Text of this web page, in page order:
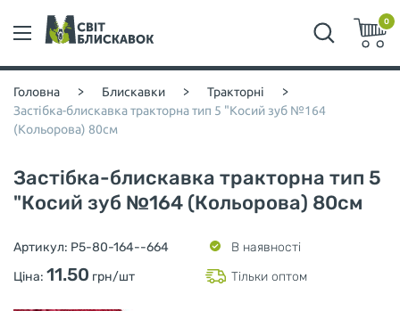
0
Головна > Блискавки > Тракторні >
Застібка-блискавка тракторна тип 5 "Косий зуб №164
(Кольорова) 80см
Застібка-блискавка тракторна тип 5
"Косий зуб №164 (Кольорова) 80см
Артикул: P5-80-164--664
В наявності
Ціна: 11.50 грн/шт Тільки оптом